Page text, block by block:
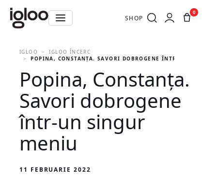
SHOP
0
IGLOO
IGLOO ÎNCERC
POPINA, CONSTANȚA. SAVORI DOBROGENE ÎNTR-UN SINGUR
Popina, Constanța.
Savori dobrogene
într-un singur
meniu
11 FEBRUARIE 2022